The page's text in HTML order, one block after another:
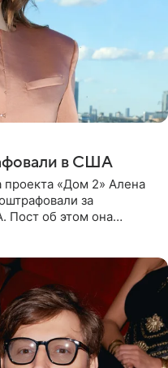
в США
«Дом 2» Алена
за
Пост об этом она